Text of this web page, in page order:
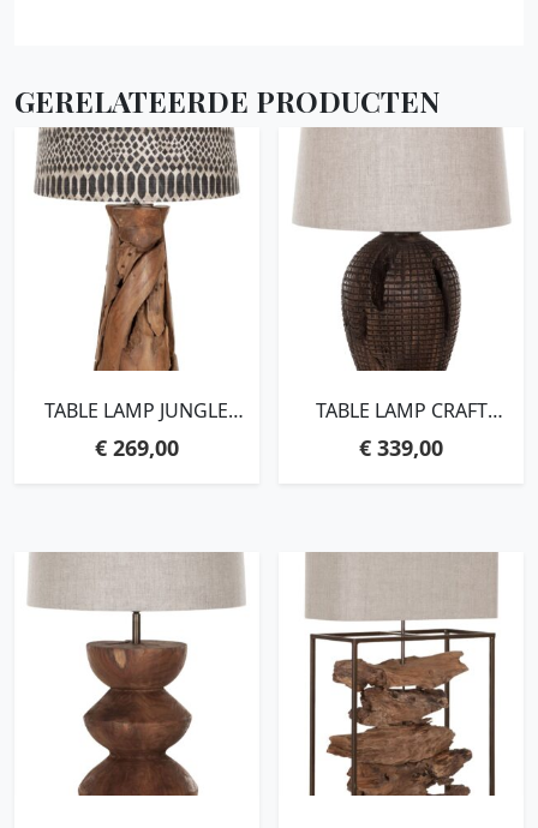
GERELATEERDE PRODUCTEN
TABLE LAMP JUNGLE
SHADE (KAP E)
€269,00
TABLE LAMP CRAFT
NATURAL SHADE (KAP G)
€ 339,00